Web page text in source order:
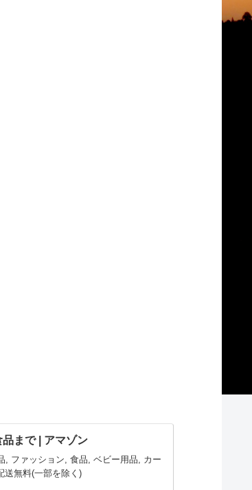
まで | アマゾン
, ファッション, 食品, ベビー用品, カー
送無料(一部を除く)